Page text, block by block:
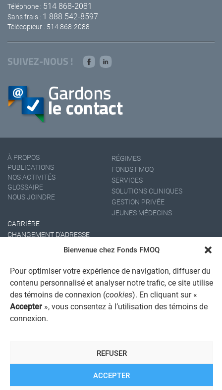
Bienvenue chez Fonds FMOQ
Pour optimiser votre expérience de navigation, diffuser du
contenu personnalisé et analyser notre trafic, ce site utilise
des témoins de connexion (cookies). En cliquant sur «
Accepter », vous consentez à l’utilisation des témoins de
connexion.
ACCEPTER
REFUSER
Téléphone : 514 868-2081
Sans frais : 1 888 542-8597
Télécopieur : 514 868-2088
SUIVEZ-NOUS !
À PROPOS
PUBLICATIONS
NOS ACTIVITÉS
GLOSSAIRE
NOUS JOINDRE
RÉGIMES
FONDS FMOQ
SERVICES
SOLUTIONS CLINIQUES
GESTION PRIVÉE
JEUNES MÉDECINS
CARRIÈRE
CHANGEMENT D'ADRESSE
AVIS JURIDIQUE GÉNÉRAL
POLITIQUE DE TRAITEMENT DES PLAINTES
REGISTRE DES CONFLITS D'INTÉRÊTS